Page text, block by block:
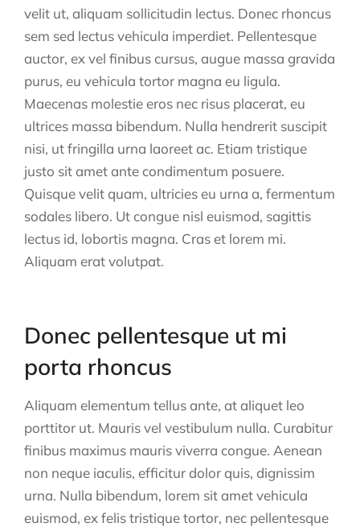
velit ut, aliquam sollicitudin lectus. Donec rhoncus
sem sed lectus vehicula imperdiet. Pellentesque
auctor, ex vel finibus cursus, augue massa gravida
purus, eu vehicula tortor magna eu ligula.
Maecenas molestie eros nec risus placerat, eu
ultrices massa bibendum. Nulla hendrerit suscipit
nisi, ut fringilla urna laoreet ac. Etiam tristique
justo sit amet ante condimentum posuere.
Quisque velit quam, ultricies eu urna a, fermentum
sodales libero. Ut congue nisl euismod, sagittis
lectus id, lobortis magna. Cras et lorem mi.
Aliquam erat volutpat.
Donec pellentesque ut mi
porta rhoncus
Aliquam elementum tellus ante, at aliquet leo
porttitor ut. Mauris vel vestibulum nulla. Curabitur
finibus maximus mauris viverra congue. Aenean
non neque iaculis, efficitur dolor quis, dignissim
urna. Nulla bibendum, lorem sit amet vehicula
euismod, ex felis tristique tortor, nec pellentesque